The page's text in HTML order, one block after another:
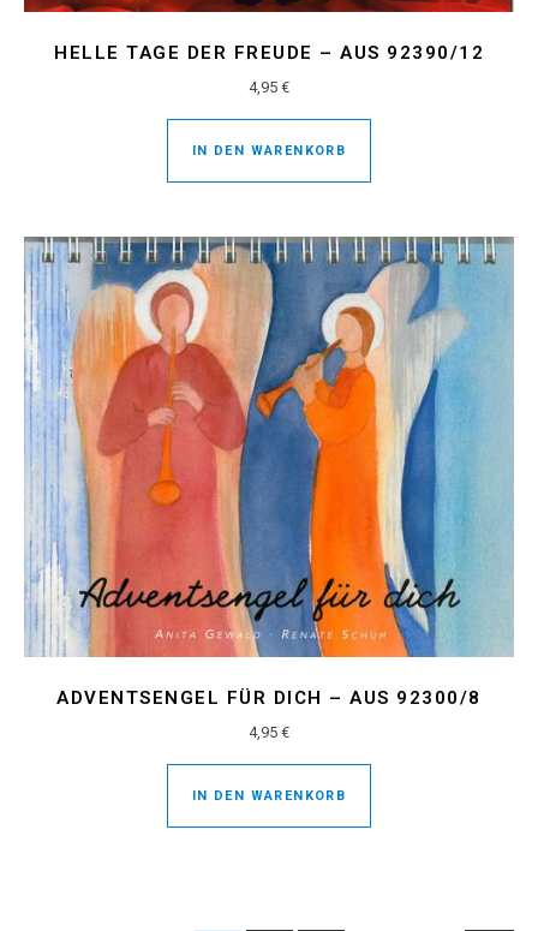
HELLE TAGE DER FREUDE – AUS 92390/12
4,95 €
IN DEN WARENKORB
ADVENTSENGEL FÜR DICH – AUS 92300/8
4,95 €
IN DEN WARENKORB